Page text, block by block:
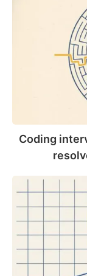
Coding